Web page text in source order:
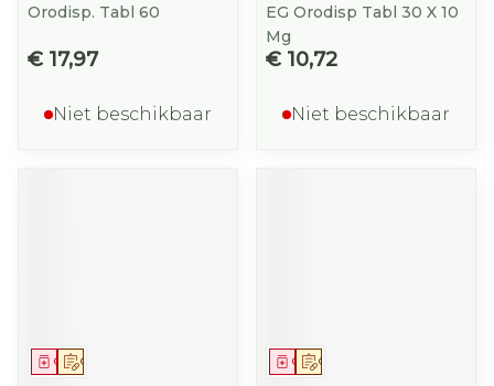
Orodisp. Tabl 60
€ 17,97
Niet beschikbaar
EG Orodisp Tabl 30 X 10
Mg
€ 10,72
Niet beschikbaar
Op voorschrift
Geneesmiddel Op voorschrift
Geneesmiddel